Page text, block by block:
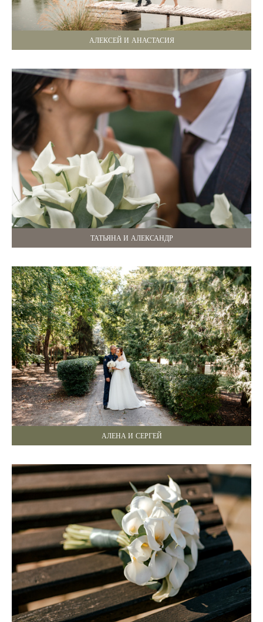
АЛЕКСЕЙ И АНАСТАСИЯ
ТАТЬЯНА И АЛЕКСАНДР
АЛЕНА И СЕРГЕЙ